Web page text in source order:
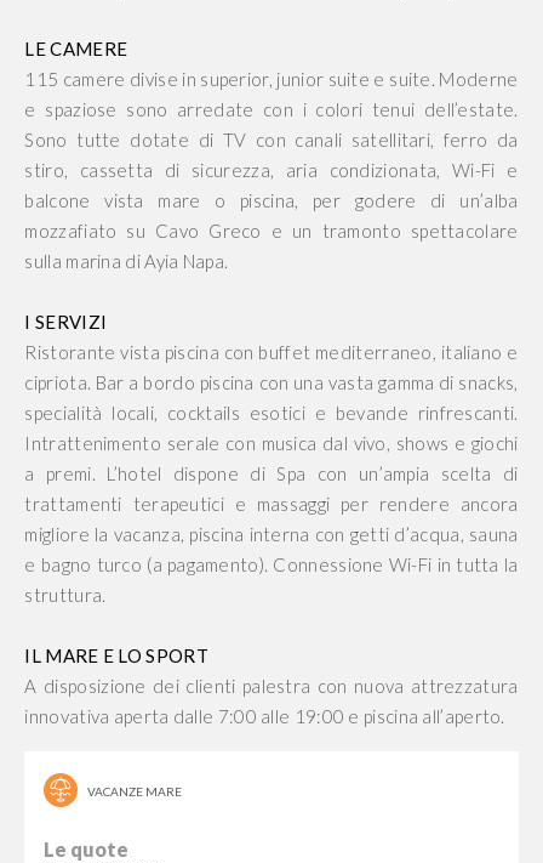
LE CAMERE
115 camere divise in superior, junior suite e suite. Moderne
e spaziose sono arredate con i colori tenui dell’estate.
Sono tutte dotate di TV con canali satellitari, ferro da
stiro, cassetta di sicurezza, aria condizionata, Wi-Fi e
balcone vista mare o piscina, per godere di un’alba
mozzafiato su Cavo Greco e un tramonto spettacolare
sulla marina di Ayia Napa.
I SERVIZI
Ristorante vista piscina con buffet mediterraneo, italiano e
cipriota. Bar a bordo piscina con una vasta gamma di snacks,
specialità locali, cocktails esotici e bevande rinfrescanti.
Intrattenimento serale con musica dal vivo, shows e giochi
a premi. L’hotel dispone di Spa con un’ampia scelta di
trattamenti terapeutici e massaggi per rendere ancora
migliore la vacanza, piscina interna con getti d’acqua, sauna
e bagno turco (a pagamento). Connessione Wi-Fi in tutta la
struttura.
IL MARE E LO SPORT
A disposizione dei clienti palestra con nuova attrezzatura
innovativa aperta dalle 7:00 alle 19:00 e piscina all’aperto.
VACANZE MARE
Le quote